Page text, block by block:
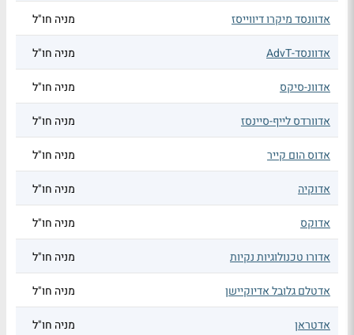
אדוונסד מיקרו דיווייסז מניה חו"ל
אדוונסד-AdvT מניה חו"ל
אדוונ-סיקס מניה חו"ל
אדוורדס לייף-סיינסז מניה חו"ל
אדוס הום קייר מניה חו"ל
אדוקיה מניה חו"ל
אדוקס מניה חו"ל
אדורו טכנולוגיות נקיות מניה חו"ל
אדטלם גלובל אדיוקיישן מניה חו"ל
אדטראן מניה חו"ל